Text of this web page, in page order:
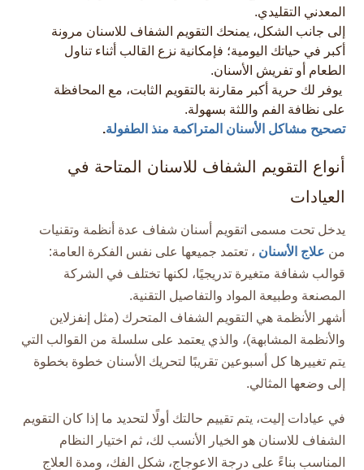
المعدني التقليدي.​
إلى جانب الشكل، يمنحك التقويم الشفاف للاسنان مرونة
أكبر في حياتك اليومية؛ فإمكانية نزع القالب أثناء تناول
الطعام أو تفريش الأسنان.
يوفر لك حرية أكبر مقارنة بالتقويم الثابت، مع المحافظة
على نظافة الفم واللثة بسهولة.​
تصحيح مشاكل الأسنان المتراكمة منذ الطفولة.
أنواع التقويم الشفاف للاسنان المتاحة في
العيادات
يدخل تحت مسمى اتقويم أسنان شفاف عدة أنظمة وتقنيات
من علاج الأسنان ، تعتمد جميعها على نفس الفكرة العامة:
قوالب شفافة متغيرة تدريجيًا، لكنها تختلف في الشركة
المصنعة وطبيعة المواد والتفاصيل التقنية.​
أشهر الأنظمة هي التقويم الشفاف المتحرك (مثل إنفزلاين
والأنظمة المشابهة)، والذي يعتمد على سلسلة من القوالب التي
يتم تغييرها كل أسبوعين تقريبًا لتحريك الأسنان خطوة بخطوة
إلى وضعها المثالي.​
في عيادات إليت، يتم تقييم حالتك أولًا لتحديد ما إذا كان التقويم
الشفاف للاسنان هو الخيار الأنسب لك، ثم اختيار النظام
المناسب بناءً على درجة الاعوجاج، شكل الفك، ومدة العلاج